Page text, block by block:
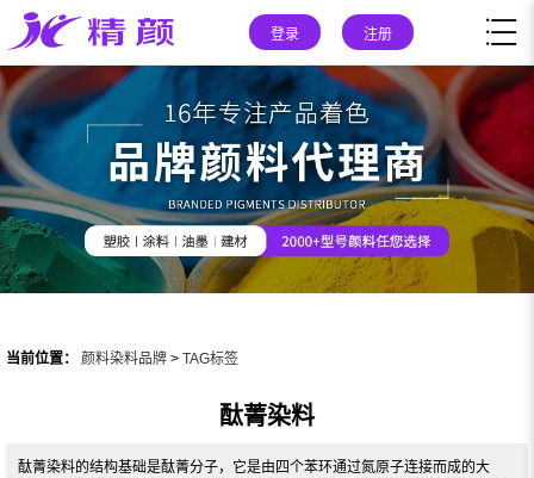
登录 注册
当前位置： 颜料染料品牌 > TAG标签
酞菁染料
酞菁染料的结构基础是酞菁分子，它是由四个苯环通过氮原子连接而成的大